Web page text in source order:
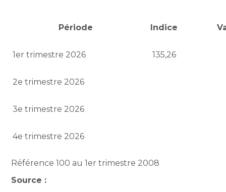
Période Indice
1er trimestre 2026 135,26
2e trimestre 2026
3e trimestre 2026
4e trimestre 2026
Référence 100 au 1er trimestre 2008
Source :